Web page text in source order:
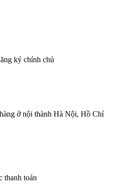
ký chính chủ
ở nội thành Hà Nội, Hồ Chí
thanh toán